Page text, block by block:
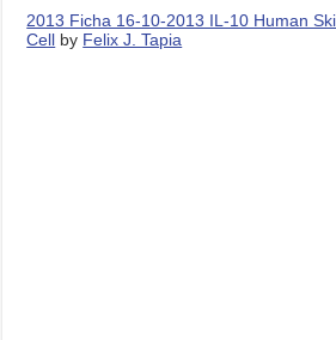
2013 Ficha 16-10-2013 IL-10 Human
Cell by Felix J. Tapia